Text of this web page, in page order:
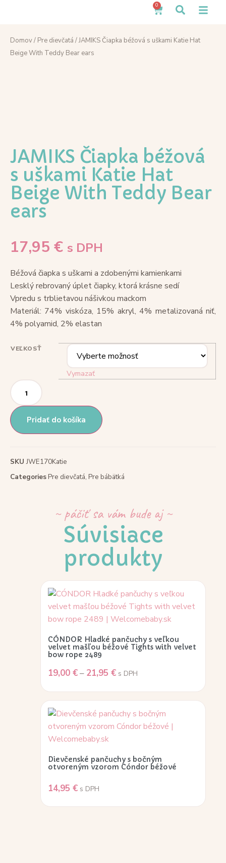
0
Domov/ Pre dievčatá / JAMIKS Čiapka béžová s uškami Katie Hat
Beige With Teddy Bear ears
JAMIKS Čiapka béžová
s uškami Katie Hat
Beige With Teddy Bear
ears
17,95 € s DPH
Béžová čiapka s uškami a zdobenými kamienkami
Lesklý rebrovaný úplet čiapky, ktorá krásne sedí
Vpredu s trblietavou nášivkou mackom
Materiál: 74% viskóza, 15% akryl, 4% metalizovaná niť,
4% polyamid, 2% elastan
VEĽKOSŤ
Vymazať
Pridať do košíka
SKUJWE170Katie
CategoriesPre dievčatá, Pre bábätká
~ páčiť sa vám bude aj ~
Súvisiace
produkty
CÓNDOR Hladké pančuchy s veľkou
velvet mašľou béžové Tights with velvet
bow rope 2489
19,00 €– 21,95 € s DPH
Dievčenské pančuchy s bočným
otvoreným vzorom Cóndor béžové
14,95 € s DPH